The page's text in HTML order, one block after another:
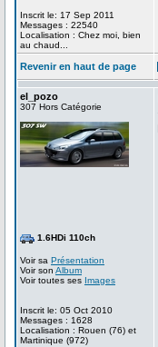
Inscrit le: 17 Sep 2011
Messages : 22540
Localisation : Chez moi, bien
au chaud...
Revenir en haut de page
el_pozo
307 Hors Catégorie
1.6HDi 110ch
Voir sa Présentation
Voir son Album
Voir toutes ses Images
Inscrit le: 05 Oct 2010
Messages : 1628
Localisation : Rouen (76) et
Martinique (972)